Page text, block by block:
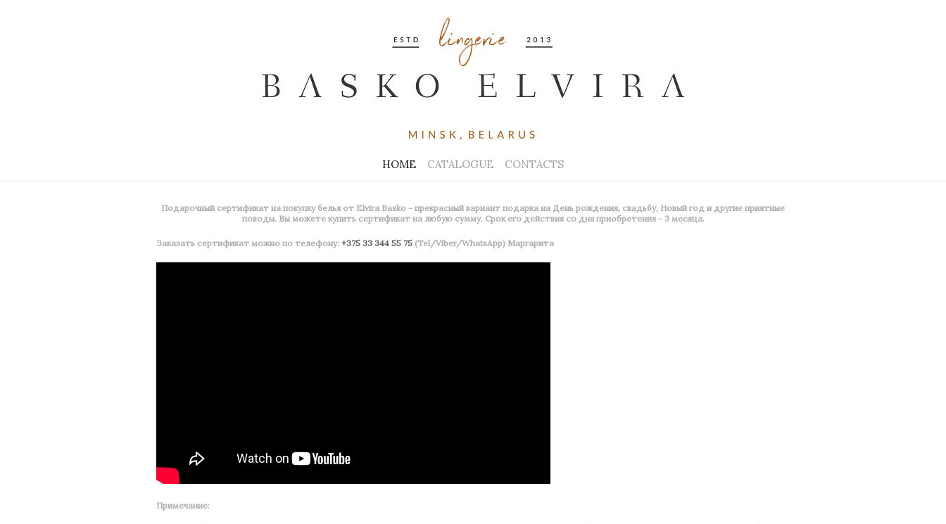
HOME CATALOGUE CONTACTS
Подарочный сертификат на покупку белья от Elvira Basko - прекрасный вариант подарка на День рождения, свадьбу, Новый год и другие приятные
поводы. Вы можете купить сертификат на любую сумму. Срок его действия со дня приобретения - 3 месяца.
Заказать сертификат можно по телефону: +375 33 344 55 75 (Tel/Viber/WhatsApp) Маргарита
Примечание: